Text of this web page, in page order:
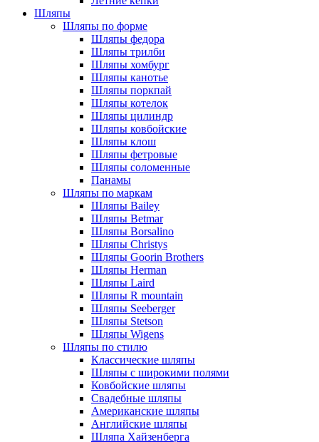
Шляпы
Шляпы по форме
Шляпы федора
Шляпы трилби
Шляпы хомбург
Шляпы канотье
Шляпы поркпай
Шляпы котелок
Шляпы цилиндр
Шляпы ковбойские
Шляпы клош
Шляпы фетровые
Шляпы соломенные
Панамы
Шляпы по маркам
Шляпы Bailey
Шляпы Betmar
Шляпы Borsalino
Шляпы Christys
Шляпы Goorin Brothers
Шляпы Herman
Шляпы Laird
Шляпы R mountain
Шляпы Seeberger
Шляпы Stetson
Шляпы Wigens
Шляпы по стилю
Классические шляпы
Шляпы с широкими полями
Ковбойские шляпы
Свадебные шляпы
Американские шляпы
Английские шляпы
Шляпа Хайзенберга